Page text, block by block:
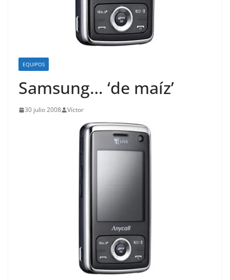
EQUIPOS
Samsung… ‘de maíz’
30 julio 2008 Víctor